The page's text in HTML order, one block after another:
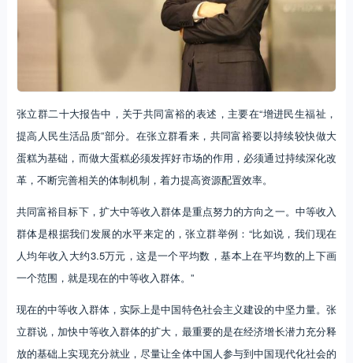
张立群二十大报告中，关于共同富裕的表述，主要在“增进民生福祉，
提高人民生活品质”部分。在张立群看来，共同富裕要以持续较快做大
蛋糕为基础，而做大蛋糕必须发挥好市场的作用，必须通过持续深化改
革，不断完善相关的体制机制，着力提高资源配置效率。
共同富裕目标下，扩大中等收入群体是重点努力的方向之一。中等收入
群体是根据我们发展的水平来定的，张立群举例：“比如说，我们现在
人均年收入大约3.5万元，这是一个平均数，基本上在平均数的上下画
一个范围，就是现在的中等收入群体。”
现在的中等收入群体，实际上是中国特色社会主义建设的中坚力量。张
立群说，加快中等收入群体的扩大，最重要的是在经济增长潜力充分释
放的基础上实现充分就业，尽量让全体中国人参与到中国现代化社会的